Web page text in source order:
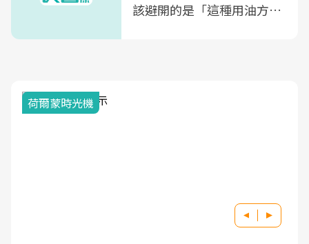
該避開的是「這種用油方
荷爾蒙時光機